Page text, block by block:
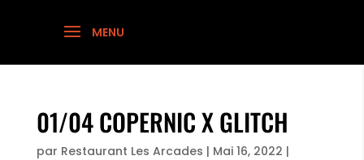
01/04 COPERNIC X GLITCH
par Restaurant Les Arcades | Mai 16, 2022 |